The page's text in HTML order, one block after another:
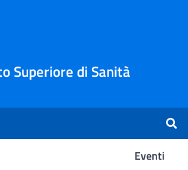
Superiore di Sanità
Eventi